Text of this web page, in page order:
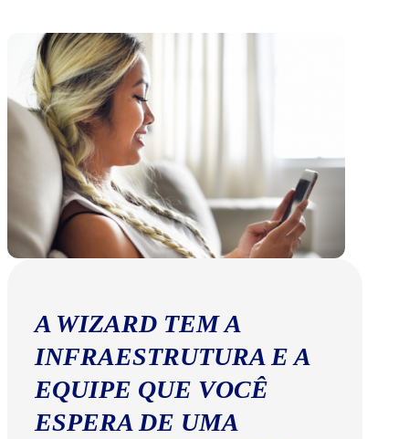
A WIZARD TEM A
INFRAESTRUTURA E A
EQUIPE QUE VOCÊ
ESPERA DE UMA